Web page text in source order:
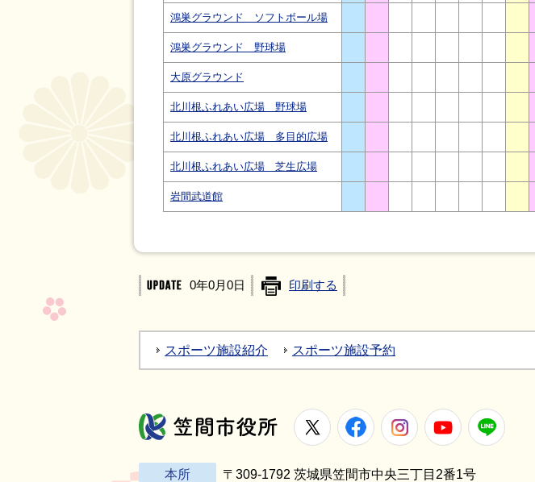
鴻巣グラウンド ソフトボール場
鴻巣グラウンド 野球場
大原グラウンド
北川根ふれあい広場 野球場
北川根ふれあい広場 多目的広場
北川根ふれあい広場 芝生広場
岩間武道館
0年0月0日 印刷する
スポーツ施設紹介 スポーツ施設予約
笠間市役所
X FacebookInstagramYoutube
本所 〒309-1792 茨城県笠間市中央三丁目2番1号